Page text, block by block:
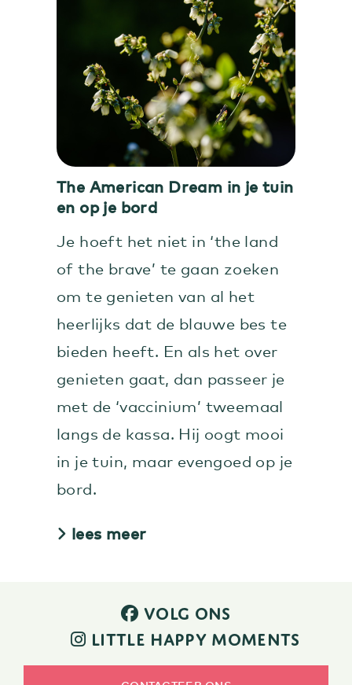
The American Dream in je tuin
en op je bord
Je hoeft het niet in ‘the land
of the brave’ te gaan zoeken
om te genieten van al het
heerlijks dat de blauwe bes te
bieden heeft. En als het over
genieten gaat, dan passeer je
met de ‘vaccinium’ tweemaal
langs de kassa. Hij oogt mooi
in je tuin, maar evengoed op je
bord.
lees meer
VOLG ONS
LITTLE HAPPY MOMENTS